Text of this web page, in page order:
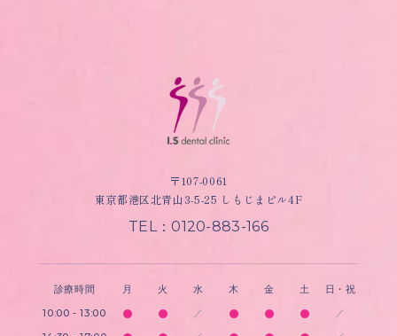
〒107-0061
東京都港区北青山3-5-25 しもじまビル4F
TEL：0120-883-166
診療時間 月 火 水 木 金 土 日・祝
10:00 - 13:00 ／ ／